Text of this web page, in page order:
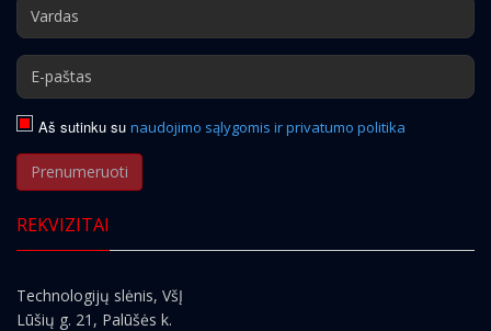
Aš sutinku su naudojimo sąlygomis ir privatumo politika
Prenumeruoti
REKVIZITAI
Technologijų slėnis, VšĮ
Lūšių g. 21, Palūšės k.